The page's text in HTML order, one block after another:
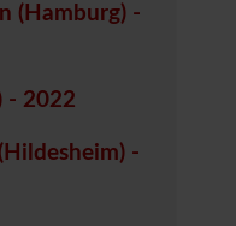
(Hamburg) -
- 2022
-